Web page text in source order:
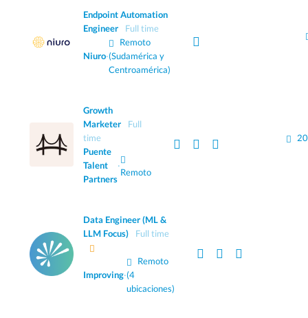
Endpoint Automation
Engineer
Full time
Niuro·
Remoto
(Sudamérica y
Centroamérica)
Growth
Marketer
Full
time
Puente
Talent
Partners
·
Remoto
Data Engineer (ML &
LLM Focus)
Full time
Improving·
Remoto
(4
ubicaciones)